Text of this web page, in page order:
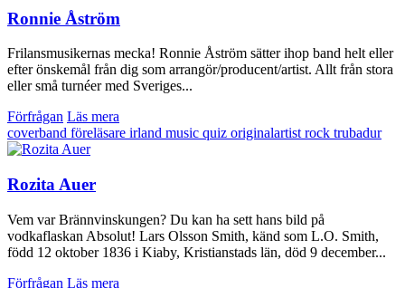
Ronnie Åström
Frilansmusikernas mecka! Ronnie Åström sätter ihop band helt eller
efter önskemål från dig som arrangör/producent/artist. Allt från stora
eller små turnéer med Sveriges...
Förfrågan Läs mera
coverband föreläsare irland music quiz originalartist rock trubadur
Rozita Auer
Vem var Brännvinskungen? Du kan ha sett hans bild på
vodkaflaskan Absolut! Lars Olsson Smith, känd som L.O. Smith,
född 12 oktober 1836 i Kiaby, Kristianstads län, död 9 december...
Förfrågan Läs mera